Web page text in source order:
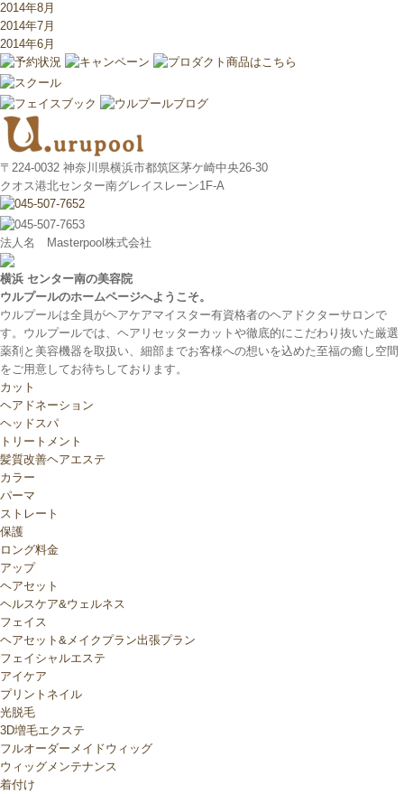
2014年8月
2014年7月
2014年6月
〒224-0032 神奈川県横浜市都筑区茅ケ崎中央26-30
クオス港北センター南グレイスレーン1F‐A
法人名 Masterpool株式会社
横浜 センター南の美容院
ウルプールのホームページへようこそ。
ウルプールは全員がヘアケアマイスター有資格者のヘアドクターサロンで
す。ウルプールでは、ヘアリセッターカットや徹底的にこだわり抜いた厳選
薬剤と美容機器を取扱い、細部までお客様への想いを込めた至福の癒し空間
をご用意してお待ちしております。
カット
ヘアドネーション
ヘッドスパ
トリートメント
髪質改善ヘアエステ
カラー
パーマ
ストレート
保護
ロング料金
アップ
ヘアセット
ヘルスケア&ウェルネス
フェイス
ヘアセット&メイクプラン出張プラン
フェイシャルエステ
アイケア
プリントネイル
光脱毛
3D増毛エクステ
フルオーダーメイドウィッグ
ウィッグメンテナンス
着付け